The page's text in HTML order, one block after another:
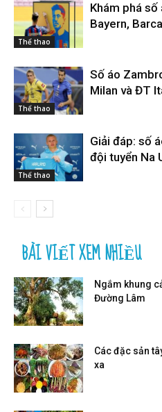
Thể thao
Khám phá
Bayern,
Thể thao
Số áo
Milan và ĐT
Thể thao
Giải đáp: số
đội tuyển Na
BÀI VIẾT XEM NHIỀU
Ngắm khung
Đường Lâm
Các đặc sản
xa